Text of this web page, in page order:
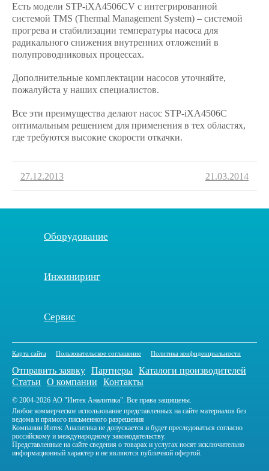
Есть модели STP-iXA4506CV с интегрированной
системой TMS (Thermal Management System) – системой
прогрева и стабилизации температуры насоса для
радикального снижения внутренних отложений в
полупроводниковых процессах.
Дополнительные комплектации насосов уточняйте,
пожалуйста у наших специалистов.
Все эти преимущества делают насос STP-iXA4506C
оптимальным решением для применения в тех областях,
где требуются высокие скорости откачки.
27.12.2013 21.03.2014
Оборудование
Инжиниринг
Сервис
Карта сайта Пользовательское соглашение Политика конфиденциальности
Отправить заявку Партнеры Каталоги производителей
Статьи
О компании Контакты
© 2004-2026 АО "Интек Аналитика". Все права защищены.
Любое коммерческое использование представленных на сайте материалов без
ведома и прямого письменного разрешения
Компании Интек Аналитика не допускается и будет преследоваться согласно
российскому и международному законодательству.
Представленные на сайте сведения о товарах и услугах носят исключительно
информационный характер и не являются публичной офертой.